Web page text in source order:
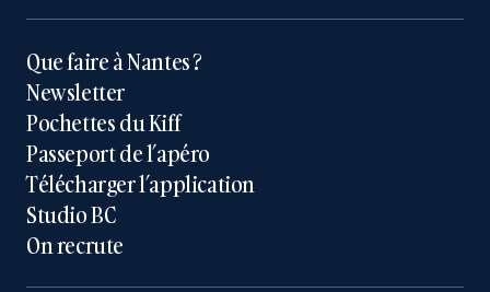
Que faire à Nantes ?
Newsletter
Pochettes du Kiff
Passeport de l’apéro
Télécharger l’application
Studio BC
On recrute